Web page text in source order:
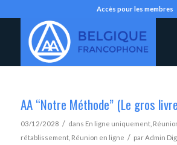
Accès pour les membres
AA “Notre Méthode” (Le gros
03/12/2028 / dans En ligne uniquement,
rétablissement, Réunion en ligne / parAdmin